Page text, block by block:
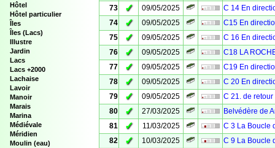
Hôtel
Hôtel particulier
Îles
Îles (Lacs)
Illustre
Jardin
Lacs
Lacs +2000
Lachaise
Lavoir
Manoir
Marais
Marina
Médiévale
Méridien
Moulin (eau)
73
✓ 09/05/2025
C 14 En
74
✓ 09/05/2025
C15 En
75
✓ 09/05/2025
C 16 En
76
✓ 09/05/2025
C18 LA
77
✓ 09/05/2025
C19 En
78
✓ 09/05/2025
C 20 En
79
✓ 09/05/2025
C 21. de
80
✓ 27/03/2025
Belvédère de
81
✓ 11/03/2025
C 3 La Boucle
82
✓ 10/03/2025
C 9 La Boucle